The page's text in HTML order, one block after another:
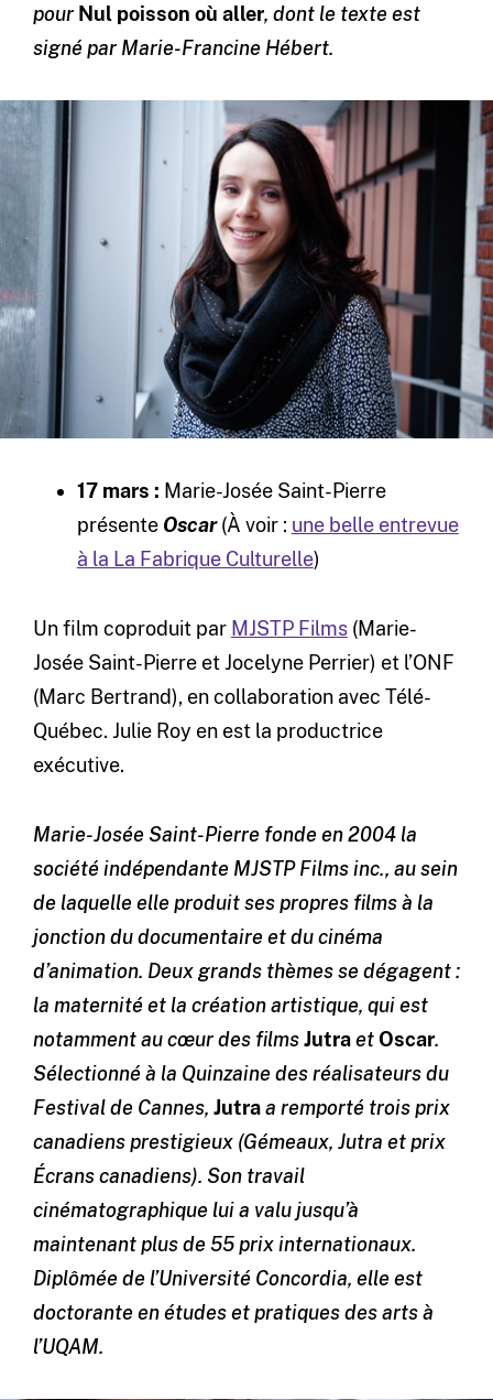
pour Nul poisson où aller, dont le texte est
signé par Marie-Francine Hébert.
17 mars : Marie-Josée Saint-Pierre
présente Oscar (À voir : une belle entrevue
à la La Fabrique Culturelle)
Un film coproduit par MJSTP Films(Marie-
Josée Saint-Pierre et Jocelyne Perrier) et l’ONF
(Marc Bertrand), en collaboration avec Télé-
Québec. Julie Roy en est la productrice
exécutive.
Marie-Josée Saint-Pierre fonde en 2004 la
société indépendante MJSTP Films inc., au sein
de laquelle elle produit ses propres films à la
jonction du documentaire et du cinéma
d’animation. Deux grands thèmes se dégagent :
la maternité et la création artistique, qui est
notamment au cœur des filmsJutraetOscar.
Sélectionné à la Quinzaine des réalisateurs du
Festival de Cannes, Jutraa remporté trois prix
canadiens prestigieux (Gémeaux, Jutra et prix
Écrans canadiens). Son travail
cinématographique lui a valu jusqu’à
maintenant plus de 55 prix internationaux.
Diplômée de l’Université Concordia, elle est
doctorante en études et pratiques des arts à
l’UQAM.